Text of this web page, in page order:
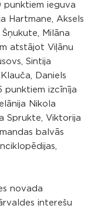
punktiem ieguva
Hartmane, Aksels
Milāna
atstājot Viļānu
Sintija
Daniels
punktiem izcīnīja
Nikola
Sprukte, Viktorija
balvās
novada
interešu